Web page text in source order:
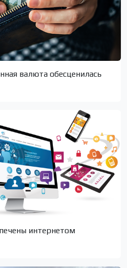
валюта обесценилась
интернетом